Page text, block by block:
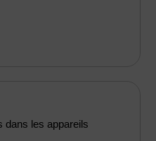
dans les appareils